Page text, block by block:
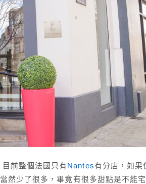
前整個法國只有Nantes有分店，如果
然少了很多，畢竟有很多甜點是不能宅